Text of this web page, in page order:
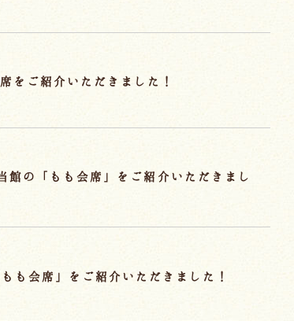
をご紹介いただきました！
館の「もも会席」をご紹介いただきまし
も会席」をご紹介いただきました！